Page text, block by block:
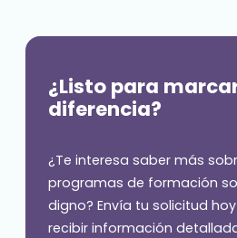
¿Listo para
diferencia?
¿Te interesa saber más
programas de formación
digno? Envía tu solicitud
recibir información